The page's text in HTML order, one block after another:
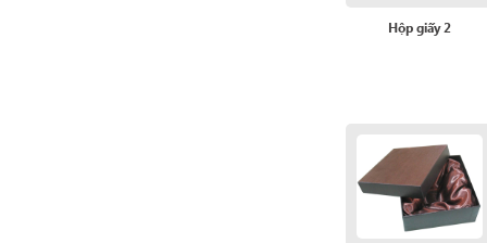
Hộp giấy 2